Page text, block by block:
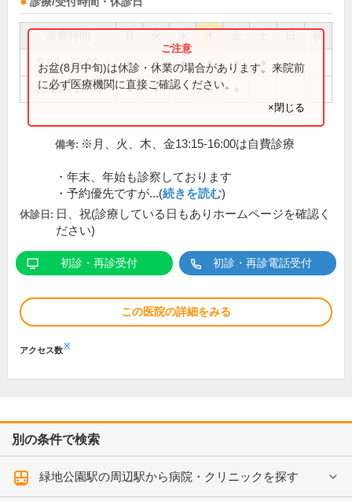
祝
9:00～12:00 ● ● ● ● ●
13:15～19:00 ● ● ●
お盆(8月中旬)は休診・休業の場合があります。来院前
に必ず医療機関に直接ご確認ください。
×閉じる
備考: ※月、火、木、金13:15-16:00は自費診療
・年末、年始も診察しております
・予約優先ですが...(続きを読む)
休診日: 日、祝(診療している日もありホームページを確認く
ださい)
初診・再診受付 初診・再診電話受付
この医院の詳細をみる
アクセス数※
別の条件で検索
緑地公園駅の周辺駅から病院・クリニックを探す